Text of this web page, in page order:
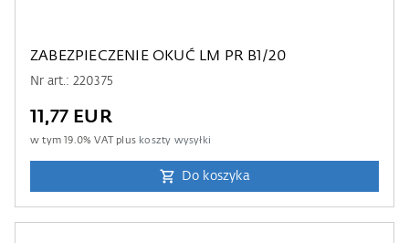
ZABEZPIECZENIE OKUĆ LM PR B1/20
Nr art.: 220375
11,77 EUR
w tym19.0% VAT plus koszty wysyłki
Do koszyka